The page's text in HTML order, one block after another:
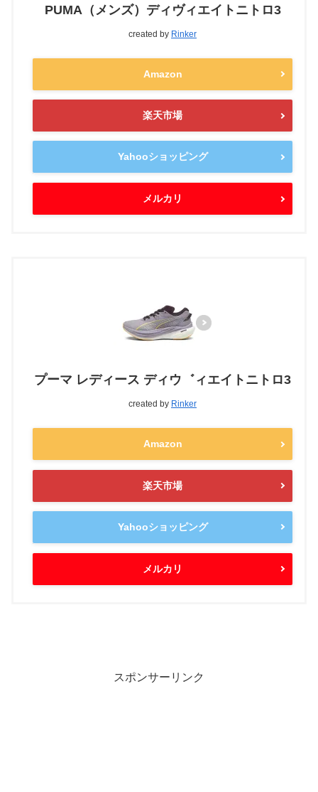
PUMA（メンズ）ディヴィエイトニトロ3
created by Rinker
Amazon
楽天市場
Yahooショッピング
メルカリ
プーマ レディース ディウ゛ィエイトニトロ3
created by Rinker
Amazon
楽天市場
Yahooショッピング
メルカリ
スポンサーリンク